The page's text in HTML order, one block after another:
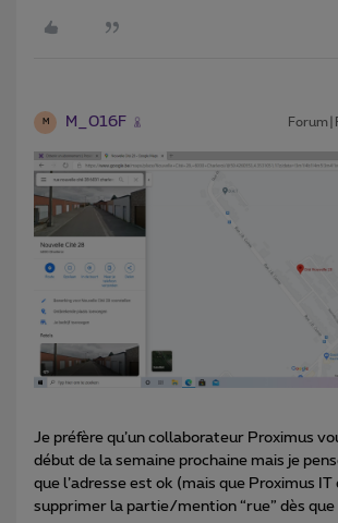
M M_016F
Je préfère qu’un collaborateur Proximus
début de la semaine prochaine mais je
que l’adresse est ok (mais que Proximus IT
supprimer la partie/mention “rue” dès que